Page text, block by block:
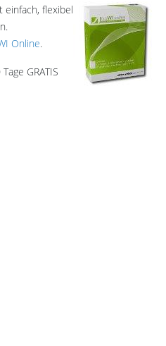
einfach, flexibel
Online.
GRATIS